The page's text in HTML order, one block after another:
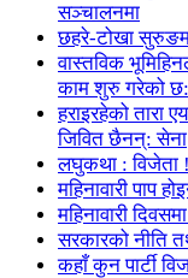
सञ्चालनमा
छहरे-टोखा
वास्तविक
काम शुरु गरेको छ:
हराइरहेको तारा
जिवित छैनन्: सेना
लघुकथा : विजेता !
महिनावारी पाप
महिनावारी
सरकारको नीति
कहाँ कुन पार्टी